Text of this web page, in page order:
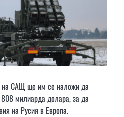
на САЩ ще им се наложи да
милиарда долара, за да
на Русия в Европа.